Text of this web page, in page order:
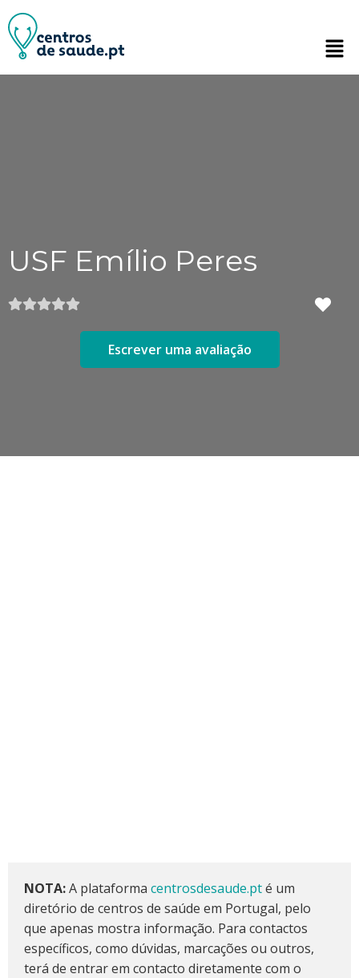
USF Emílio Peres
Escrever uma avaliação
NOTA:A plataforma centrosdesaude.pté um
diretório de centros de saúde em Portugal, pelo
que apenas mostra informação. Para contactos
específicos, como dúvidas, marcações ou outros,
terá de entrar em contacto diretamente com o